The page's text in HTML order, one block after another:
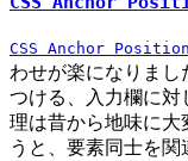
CSS Anchor
わせが楽になりまし
つける、入力欄に
理は昔から地味に大
うと、要素同士を